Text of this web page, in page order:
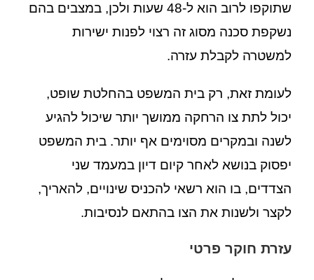
שתוקפו לרוב הוא ל-48 שעות ולכן, במצבים בהם
נשקפת סכנה מסוג זה רצוי לפנות ישירות
למשטרה לקבלת עזרה.
לעומת זאת, רק בית המשפט בהחלטת שופט,
יכול לתת צו הרחקה ממושך יותר שיכול להגיע
לשנה ובמקרים מסוימים אף יותר. בית המשפט
יפסוק בנושא לאחר קיום דיון במעמד שני
הצדדים, בו הוא רשאי להכניס שינויים, להאריך,
לקצר ולשנות את הצו בהתאם לנסיבות.
עזרת חוקר פרטי